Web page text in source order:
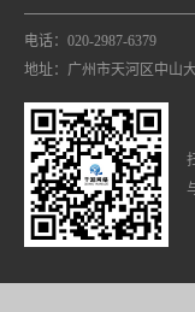
电话：020-2987-6379
地址：广州市天河区中山